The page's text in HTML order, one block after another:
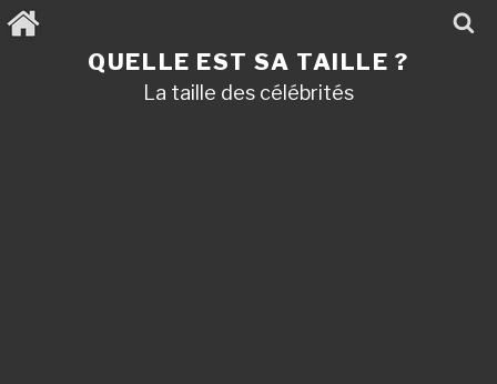
Aller
au
QUELLE EST SA TAILLE ?
La taille des célébrités